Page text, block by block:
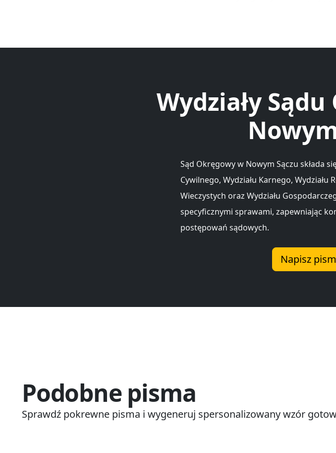
Wydziały
Sąd Okręgowy w Nowym Sączu składa
Cywilnego, Wydziału Karnego, Wydziału
Wieczystych oraz Wydziału
specyficznymi sprawami, zapewniając
postępowań sądowych.
Napisz
Podobne pisma
Sprawdź pokrewne pisma i wygeneruj spersonalizowany wzór